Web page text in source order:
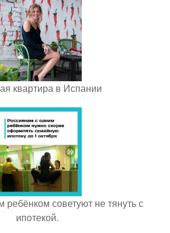
квартира в Испании
советуют не тянуть с
ипотекой.